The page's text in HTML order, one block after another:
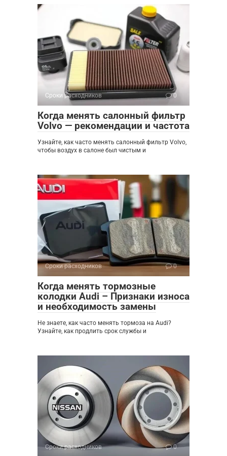
Сроки расходников 0
Когда менять салонный фильтр
Volvo — рекомендации и частота
Узнайте, как часто менять салонный фильтр Volvo,
чтобы воздух в салоне был чистым и
Сроки расходников 0
Когда менять тормозные
колодки Audi – Признаки износа
и необходимость замены
Не знаете, как часто менять тормоза на Audi?
Узнайте, как продлить срок службы и
Сроки расходников 0